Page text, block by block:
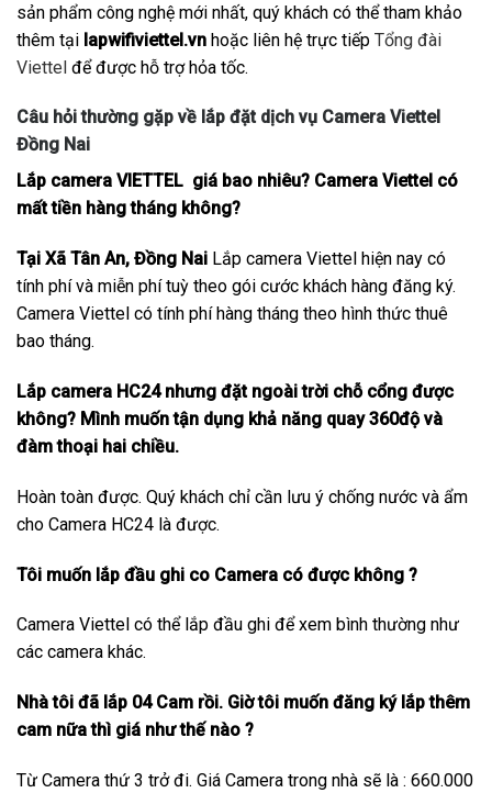
sản phẩm công nghệ mới nhất, quý khách có thể tham khảo
thêm tại lapwifiviettel.vn hoặc liên hệ trực tiếp Tổng đài
Viettel để được hỗ trợ hỏa tốc.
Câu hỏi thường gặp về lắp đặt dịch vụ Camera Viettel
Đồng Nai
Lắp camera VIETTEL giá bao nhiêu? Camera Viettel có
mất tiền hàng tháng không?
Tại Xã Tân An, Đồng Nai Lắp camera Viettel hiện nay có
tính phí và miễn phí tuỳ theo gói cước khách hàng đăng ký.
Camera Viettel có tính phí hàng tháng theo hình thức thuê
bao tháng.
Lắp camera HC24 nhưng đặt ngoài trời chỗ cổng được
không? Mình muốn tận dụng khả năng quay 360độ và
đàm thoại hai chiều.
Hoàn toàn được. Quý khách chỉ cần lưu ý chống nước và ẩm
cho Camera HC24 là được.
Tôi muốn lắp đầu ghi co Camera có được không ?
Camera Viettel có thể lắp đầu ghi để xem bình thường như
các camera khác.
Nhà tôi đã lắp 04 Cam rồi. Giờ tôi muốn đăng ký lắp thêm
cam nữa thì giá như thế nào ?
Từ Camera thứ 3 trở đi. Giá Camera trong nhà sẽ là : 660.000